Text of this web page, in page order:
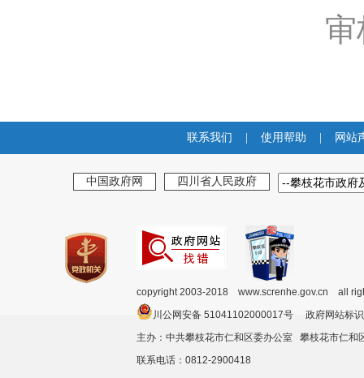
联系我们 使用帮助 网站
中国政府网 四川省人民政府
copyright 2003-2018 www.screnhe.gov.cn all
川公网安备 51041102000017号 政府网站
主办：中共攀枝花市仁和区委办公室 攀枝花市仁
联系电话：0812-2900418